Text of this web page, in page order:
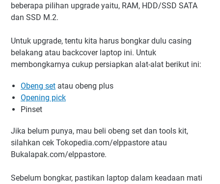
beberapa pilihan upgrade yaitu, RAM, HDD/SSD SATA
dan SSD M.2.
Untuk upgrade, tentu kita harus bongkar dulu casing
belakang atau backcover laptop ini. Untuk
membongkarnya cukup persiapkan alat-alat berikut ini:
Obeng set atau obeng plus
Opening pick
Pinset
Jika belum punya, mau beli obeng set dan tools kit,
silahkan cek Tokopedia.com/elppastore atau
Bukalapak.com/elppastore.
Sebelum bongkar, pastikan laptop dalam keadaan mati